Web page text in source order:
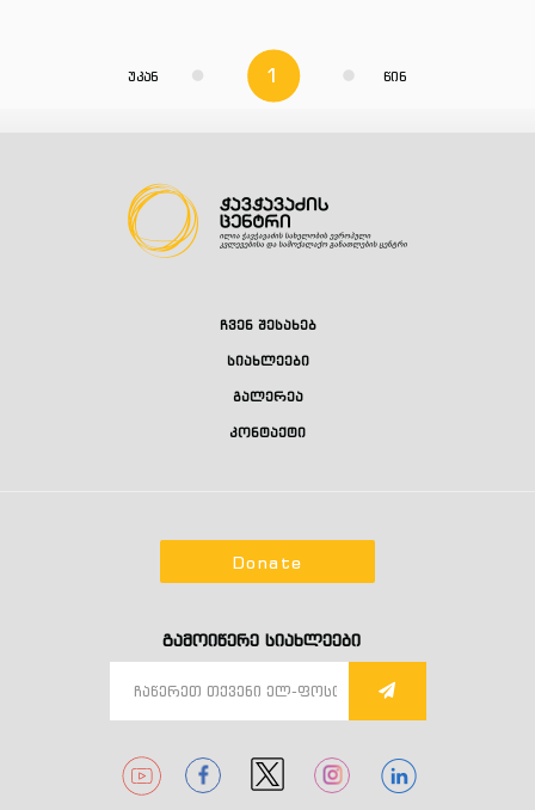
უკან 1 წინ
ჩვენ შესახებ
სიახლეები
გალერეა
კონტაქტი
Donate
გამოიწერე სიახლეები